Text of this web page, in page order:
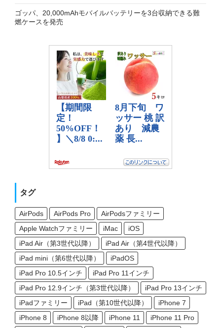
ゴッパ、20,000mAhモバイルバッテリーを3台収納できる難
燃ケースを発売
タグ
AirPods AirPods Pro
AirPodsファミリー
Apple Watchファミリー
iMac
iOS
iPad Air（第3世代以降）
iPad Air（第4世代以降）
iPad mini（第6世代以降）
iPadOS
iPad Pro 10.5インチ
iPad Pro 11インチ
iPad Pro 12.9インチ（第3世代以降）
iPad Pro 13インチ
iPadファミリー
iPad（第10世代以降）
iPhone 7
iPhone 8
iPhone 8以降 iPhone 11
iPhone 11 Pro